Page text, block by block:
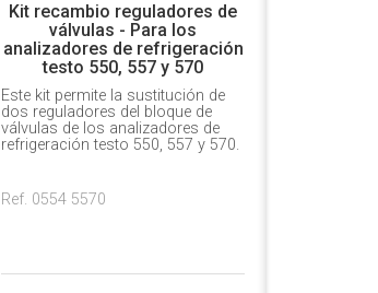
Kit recambio reguladores de
válvulas - Para los
analizadores de refrigeración
testo 550, 557 y 570
Este kit permite la sustitución de
dos reguladores del bloque de
válvulas de los analizadores de
refrigeración testo 550, 557 y 570.
Ref. 0554 5570